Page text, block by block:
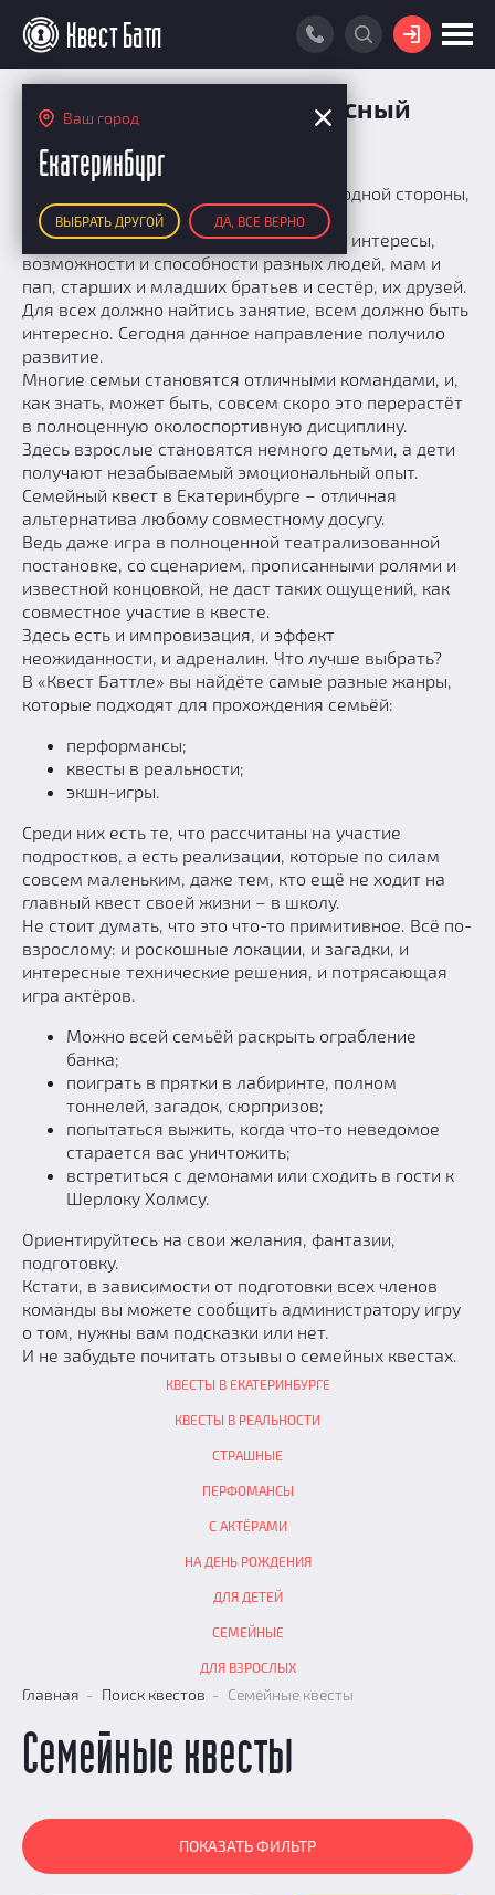
Ваш город
Екатеринбург
ВЫБРАТЬ ДРУГОЙ ДА, ВСЕ ВЕРНО
ВОЙТИ
КАРТА КВЕСТОВ
РЕЙТИНГ КОМАНД
Итоговый рейтинг
По количеству очков
По качеству игры
Список команд
ПОИСК КОМАНДЫ
КВЕСТ БАТЛ
О Квест Батле
Cashback
Как подсчитываются рейтинги
Призы
Новости
Добавить квест
Партнерам
КВЕСТ В ПОДАРОК
Семейный квест: интересный
досуг для всей семьи
Семейный квест – это особый жанр. С одной стороны,
всё просто. Но с другой…
Создатели должны и учитывают вкусы, интересы,
возможности и способности разных людей, мам и
пап, старших и младших братьев и сестёр, их друзей.
Для всех должно найтись занятие, всем должно быть
интересно. Сегодня данное направление получило
развитие.
Многие семьи становятся отличными командами, и,
как знать, может быть, совсем скоро это перерастёт
в полноценную околоспортивную дисциплину.
Здесь взрослые становятся немного детьми, а дети
получают незабываемый эмоциональный опыт.
Семейный квест в Екатеринбурге – отличная
альтернатива любому совместному досугу.
Ведь даже игра в полноценной театрализованной
постановке, со сценарием, прописанными ролями и
известной концовкой, не даст таких ощущений, как
совместное участие в квесте.
Здесь есть и импровизация, и эффект
неожиданности, и адреналин. Что лучше выбрать?
В «Квест Баттле» вы найдёте самые разные жанры,
которые подходят для прохождения семьёй:
перформансы;
квесты в реальности;
экшн-игры.
Среди них есть те, что рассчитаны на участие
подростков, а есть реализации, которые по силам
совсем маленьким, даже тем, кто ещё не ходит на
главный квест своей жизни – в школу.
Не стоит думать, что это что-то примитивное. Всё по-
взрослому: и роскошные локации, и загадки, и
интересные технические решения, и потрясающая
игра актёров.
Можно всей семьёй раскрыть ограбление
банка;
поиграть в прятки в лабиринте, полном
тоннелей, загадок, сюрпризов;
попытаться выжить, когда что-то неведомое
старается вас уничтожить;
встретиться с демонами или сходить в гости к
Шерлоку Холмсу.
Ориентируйтесь на свои желания, фантазии,
подготовку.
Кстати, в зависимости от подготовки всех членов
команды вы можете сообщить администратору игру
о том, нужны вам подсказки или нет.
И не забудьте почитать отзывы о семейных квестах.
КВЕСТЫ В ЕКАТЕРИНБУРГЕ
КВЕСТЫ В РЕАЛЬНОСТИ
СТРАШНЫЕ
ПЕРФОМАНСЫ
С АКТЁРАМИ
НА ДЕНЬ РОЖДЕНИЯ
ДЛЯ ДЕТЕЙ
СЕМЕЙНЫЕ
ДЛЯ ВЗРОСЛЫХ
Главная Поиск квестов Семейные квесты
Семейные квесты
ПОКАЗАТЬ ФИЛЬТР